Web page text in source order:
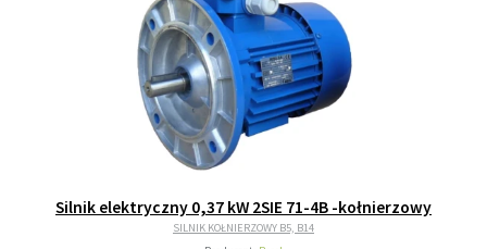
Silnik elektryczny 0,37 kW 2SIE 71-4B -kołnierzowy
SILNIK KOŁNIERZOWY B5, B14